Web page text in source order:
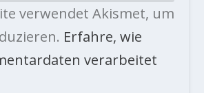
verwendet Akismet, um
Erfahre, wie
verarbeitet